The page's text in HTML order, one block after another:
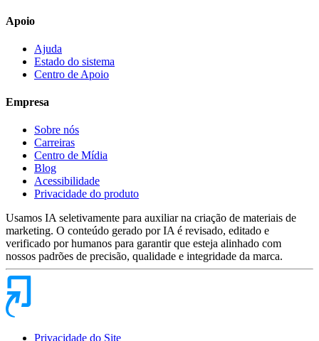
Apoio
Ajuda
Estado do sistema
Centro de Apoio
Empresa
Sobre nós
Carreiras
Centro de Mídia
Blog
Acessibilidade
Privacidade do produto
Usamos IA seletivamente para auxiliar na criação de materiais de
marketing. O conteúdo gerado por IA é revisado, editado e
verificado por humanos para garantir que esteja alinhado com
nossos padrões de precisão, qualidade e integridade da marca.
Privacidade do Site